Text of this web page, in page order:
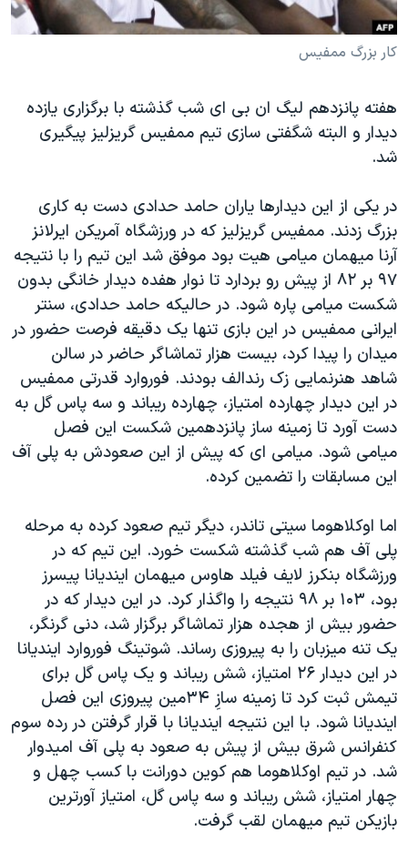
فرهنگ و زندگی
حقوق شهروندی
علم و فناوری
آرشیو پخش زنده
مستندها
انتخابات ریاست جمهوری آمریکا ۲۰۲۴
رمز مهسا
مجموعه مستندهای دادخواهی
تریبونال مردمی آبان ۹۸
دادگاه حمید نوری
چهل سال گروگان‌گیری
قانون شفافیت دارائی کادر رهبری ایران
اعتراضات مردمی آبان ۹۸
اسرائیل در جنگ
نرگس محمدی برنده جایزه نوبل صلح
همایش محافظه‌کاران آمریکا «سی‌پک»
سفر پرزیدنت ترامپ به چین
دنبال کنید
زبانهای مختلف
کار بزرگ ممفیس
هفته پانزدهم لیگ ان بی ای شب گذشته با برگزاری یازده
دیدار و البته شگفتی سازی تیم ممفیس گریزلیز پیگیری
شد.
در یکی از این دیدارها یاران حامد حدادی دست به کاری
بزرگ زدند. ممفیس گریزلیز که در ورزشگاه آمریکن ایرلانز
آرنا میهمان میامی هیت بود موفق شد این تیم را با نتیجه
۹۷ بر ۸۲ از پیش رو بردارد تا نوار هفده دیدار خانگی بدون
شکست میامی پاره شود. در حالیکه حامد حدادی، سنتر
ایرانی ممفیس در این بازی تنها یک دقیقه فرصت حضور در
میدان را پیدا کرد، بیست هزار تماشاگر حاضر در سالن
شاهد هنرنمایی زک رندالف بودند. فوروارد قدرتی ممفیس
در این دیدار چهارده امتیاز، چهارده ریباند و سه پاس گل به
دست آورد تا زمینه ساز پانزدهمین شکست این فصل
میامی شود. میامی ای که پیش از این صعودش به پلی آف
این مسابقات را تضمین کرده.
اما اوکلاهوما سیتی تاندر، دیگر تیم صعود کرده به مرحله
پلی آف هم شب گذشته شکست خورد. این تیم که در
ورزشگاه بنکرز لایف فیلد هاوس میهمان ایندیانا پیسرز
بود، ۱۰۳ بر ۹۸ نتیجه را واگذار کرد. در این دیدار که در
حضور بیش از هجده هزار تماشاگر برگزار شد، دنی گرنگر،
یک تنه میزبان را به پیروزی رساند. شوتینگ فوروارد ایندیانا
در این دیدار ۲۶ امتیاز، شش ریباند و یک پاس گل برای
تیمش ثبت کرد تا زمینه سازِ ۳۴مین پیروزی این فصل
ایندیانا شود. با این نتیجه ایندیانا با قرار گرفتن در رده سوم
کنفرانس شرق بیش از پیش به صعود به پلی آف امیدوار
شد. در تیم اوکلاهوما هم کوین دورانت با کسب چهل و
چهار امتیاز، شش ریباند و سه پاس گل، امتیاز آورترین
بازیکن تیم میهمان لقب گرفت.